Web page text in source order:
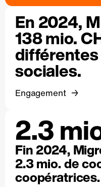
En 2024,
138 mio.
sociales.
Engagement
2.3
Fin 2024,
2.3 mio. de
coopératrices.